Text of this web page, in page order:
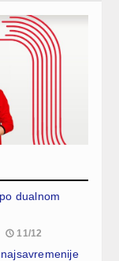
dualnom
11/12